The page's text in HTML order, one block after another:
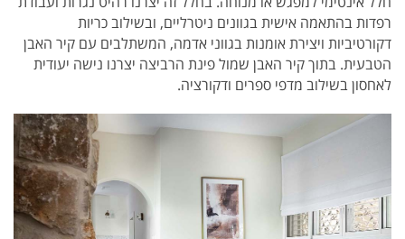
רפדות בהתאמה אישית בגוונים ניטרליים, ובשילוב כריות
דקורטיביות ויצירת אומנות בגווני אדמה, המשתלבים עם קיר האבן
הטבעית. בתוך קיר האבן שמול פינת הרביצה יצרנו נישה יעודית
לאחסון בשילוב מדפי ספרים ודקורציה.